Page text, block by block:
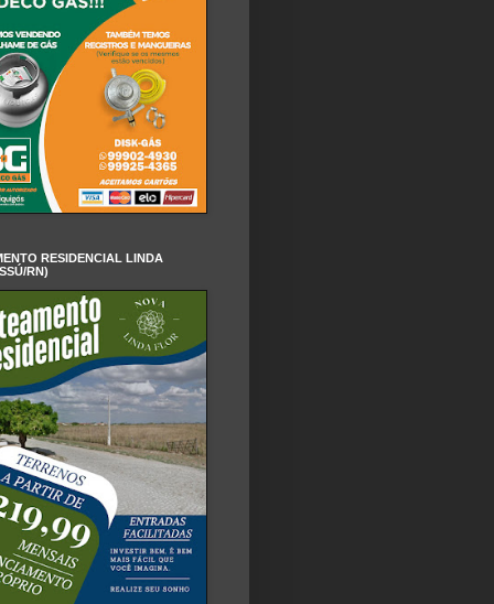
RESIDENCIAL LINDA
RN)